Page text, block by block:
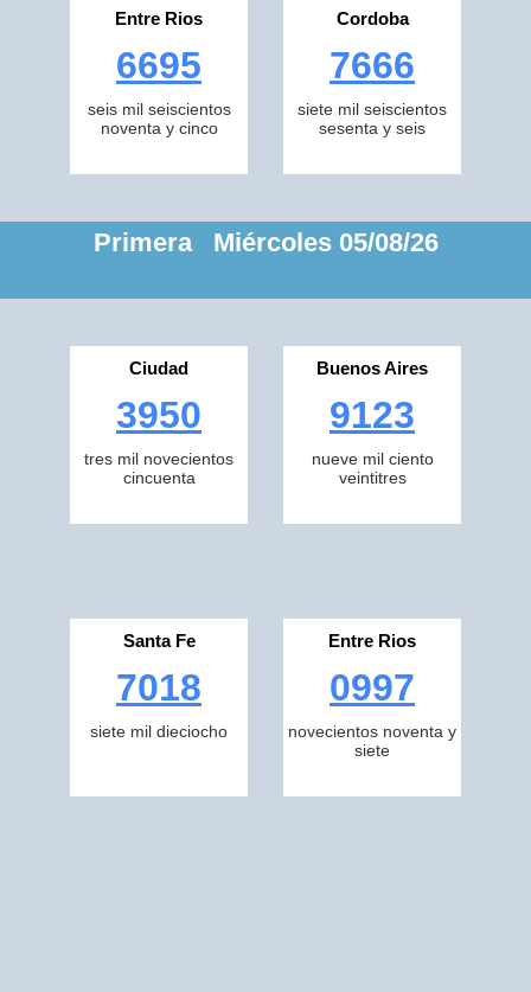
Entre Rios
6695
seis mil seiscientos
noventa y cinco
Cordoba
7666
siete mil seiscientos
sesenta y seis
Primera Miércoles 05/08/26
Ciudad
3950
tres mil novecientos
cincuenta
Buenos Aires
9123
nueve mil ciento
veintitres
Santa Fe
7018
siete mil dieciocho
Entre Rios
0997
novecientos noventa y
siete